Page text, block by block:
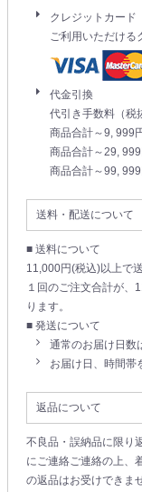
クレジットカード
ご利用いただける
代金引換
代引き手数料（税
商品合計～9, 999
商品合計～29,
商品合計～99,
送料・配送について
■ 送料について
11,000円(税込)以上で
１回のご注文合計が、
ります。
■ 発送について
通常のお届け日数
お届け日、時間帯
返品について
不良品・誤納品に限り
にご連絡ご連絡の上、
の返品はお受けできま